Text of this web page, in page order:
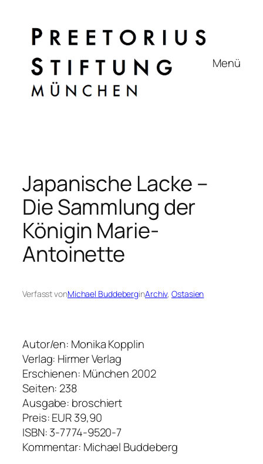
springen
Menü
Japanische Lacke –
Die Sammlung der
Königin Marie-
Antoinette
Verfasst vonMichael BuddeberginArchiv, Ostasien
Autor/en: Monika Kopplin
Verlag: Hirmer Verlag
Erschienen: München 2002
Seiten: 238
Ausgabe: broschiert
Preis: EUR 39,90
ISBN: 3-7774-9520-7
Kommentar: Michael Buddeberg